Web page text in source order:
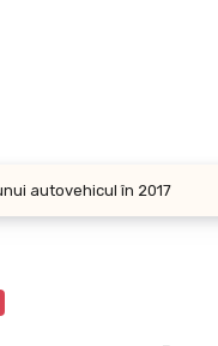
autovehicul în 2017